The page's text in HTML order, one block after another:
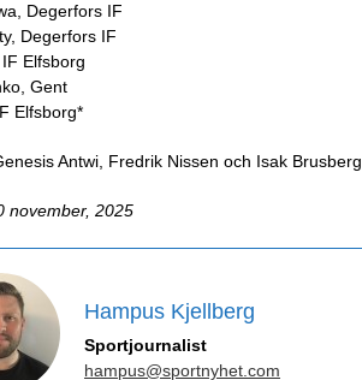
Degerfors IF
Degerfors IF
Elfsborg
Gent
Elfsborg*
Antwi, Fredrik Nissen och Isak Brusberg.
november, 2025
Hampus Kjellberg
Sportjournalist
hampus@sportnyhet.com